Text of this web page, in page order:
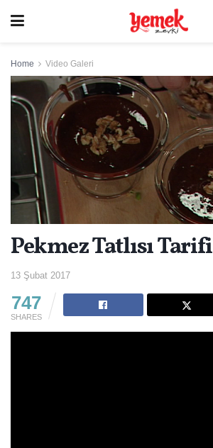
Home Video Galeri
Pekmez Tatlısı Tarifi
13 Şubat 2017
747
SHARES